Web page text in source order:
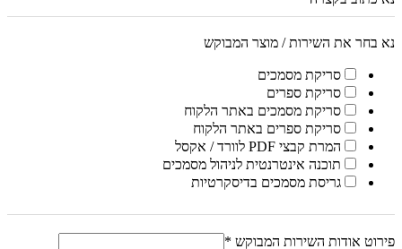
נא בחר את השירות / מוצר המבוקש
סריקת מסמכים
סריקת ספרים
סריקת מסמכים באתר הלקוח
סריקת ספרים באתר הלקוח
המרת קבצי PDF לוורד / אקסל
תוכנה אינטרנטית לניהול מסמכים
גריסת מסמכים בדיסקרטיות
פירוט אודות השירות המבוקש *